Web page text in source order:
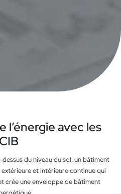
l’énergie avec les
CIB
du niveau du sol, un bâtiment
et intérieure continue qui
crée une enveloppe de bâtiment